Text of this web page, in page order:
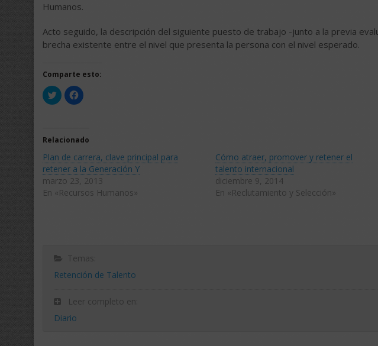
Humanos.
Acto seguido, la descripción del siguiente puesto de trabajo -junto a la previa
brecha existente entre el nivel que presenta la persona con el nivel esperado.
Comparte esto:
Haz
clic
para
(Se
abre
una
ventana
nueva)
Haz
clic
(Se
abre
una
ventana
nueva)
Relacionado
Plan de carrera, clave principal para
retener a la Generación Y
marzo 23, 2013
En «Recursos Humanos»
Cómo atraer, promover y retener el
talento internacional
diciembre 9, 2014
En «Reclutamiento y Selección»
Temas:
Retención de Talento
Leer completo en:
Diario